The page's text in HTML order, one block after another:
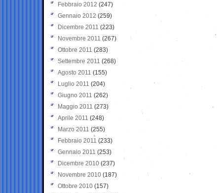
Febbraio 2012 (247)
Gennaio 2012 (259)
Dicembre 2011 (223)
Novembre 2011 (267)
Ottobre 2011 (283)
Settembre 2011 (268)
Agosto 2011 (155)
Luglio 2011 (204)
Giugno 2011 (262)
Maggio 2011 (273)
Aprile 2011 (248)
Marzo 2011 (255)
Febbraio 2011 (233)
Gennaio 2011 (253)
Dicembre 2010 (237)
Novembre 2010 (187)
Ottobre 2010 (157)